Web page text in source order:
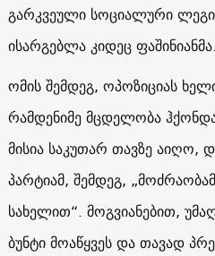
გარკვეული სოციალური
ისარგებლა კიდეც ფაშინიანმა.
ომის შემდეგ, ოპოზიციას
რამდენიმე მცდელობა
მისია საკუთარ თავზე აიღო,
პარტიამ, შემდეგ,
სახელით“. მოგვიანებით,
ბუნტი მოაწყვეს და თავად